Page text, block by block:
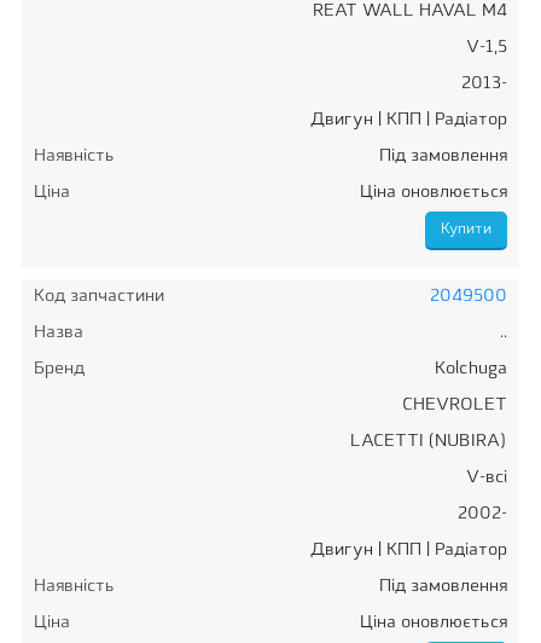
REAT WALL HAVAL M4
V-1,5
2013-
Двигун | КПП | Радіатор
Наявність
Під замовлення
Ціна
Ціна оновлюється
Код запчастини
2049500
Назва
..
Бренд
Kolchuga
CHEVROLET
LACETTI (NUBIRA)
V-всі
2002-
Двигун | КПП | Радіатор
Наявність
Під замовлення
Ціна
Ціна оновлюється